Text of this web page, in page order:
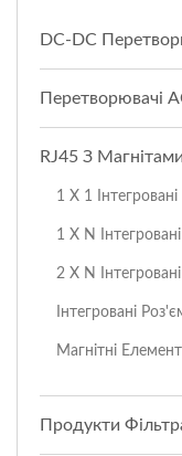
DC-DC
Перетворювачі
RJ45 З Магнітами
1 X 1
1 X N
2 X N
Інтегровані
Магнітні
Продукти